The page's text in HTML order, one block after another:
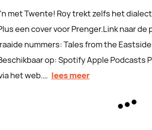
met Twente! Roy trekt zelfs het
een cover voor Prenger.Link naar de
nummers: Tales from the
op: Spotify Apple Podcasts
het web.… lees meer